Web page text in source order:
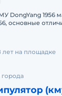
DongYang
основные
лет на площадке